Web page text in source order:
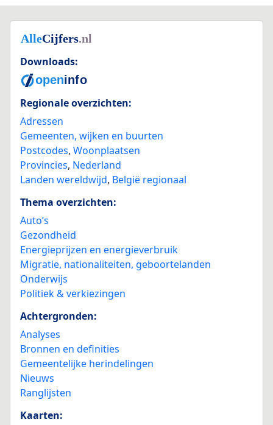
Downloads:
Regionale overzichten:
Adressen
Gemeenten, wijken en buurten
Postcodes, Woonplaatsen
Provincies, Nederland
Landen wereldwijd, België regionaal
Thema overzichten:
Auto’s
Gezondheid
Energieprijzen en energieverbruik
Migratie, nationaliteiten, geboortelanden
Onderwijs
Politiek & verkiezingen
Achtergronden:
Analyses
Bronnen en definities
Gemeentelijke herindelingen
Nieuws
Ranglijsten
Kaarten: